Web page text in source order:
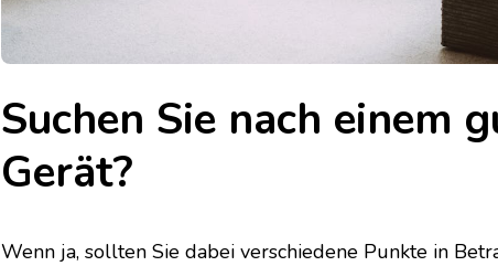
Suchen Sie nach einem
Gerät?
Wenn ja, sollten Sie dabei verschiedene Punkte in